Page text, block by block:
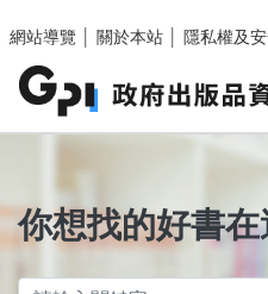
網站導覽
關於本站 隱私權及
你想找的好書在